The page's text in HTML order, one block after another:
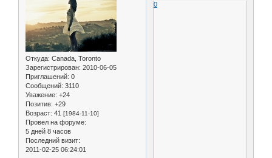
Откуда: Canada, Toronto
Зарегистрирован: 2010-06-05
Приглашений: 0
Сообщений: 3110
Уважение: +24
Позитив: +29
Возраст: 41 [1984-11-10]
Провел на форуме:
5 дней 8 часов
Последний визит:
2011-02-25 06:24:01
0